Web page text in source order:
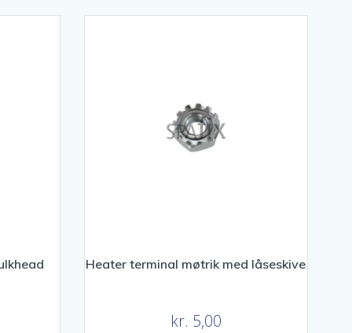
Heater terminal møtrik med låseskive
kr. 5,00